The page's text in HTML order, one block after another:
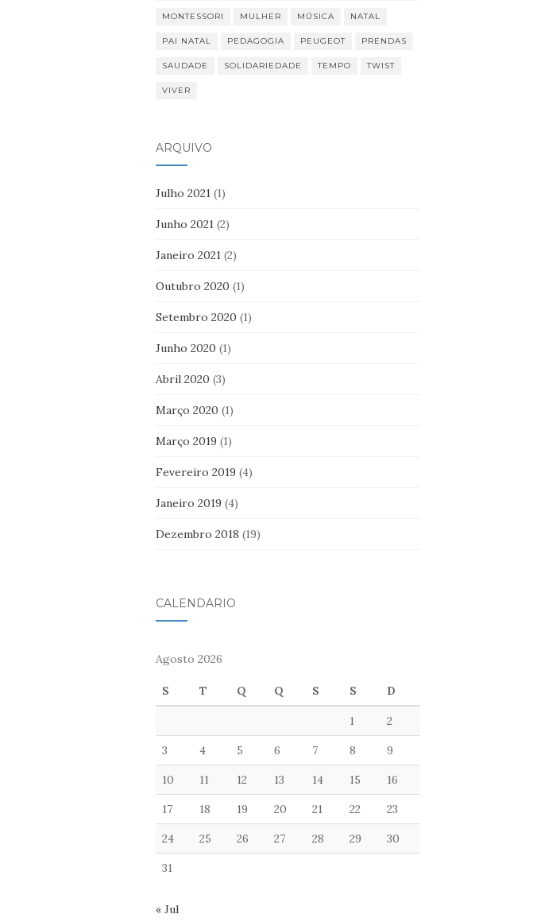
MONTESSORI MULHER MÚSICA NATAL
PAI NATAL PEDAGOGIA PEUGEOT PRENDAS
SAUDADE SOLIDARIEDADE TEMPO TWIST
VIVER
ARQUIVO
Julho 2021(1)
Junho 2021(2)
Janeiro 2021(2)
Outubro 2020 (1)
Setembro 2020 (1)
Junho 2020 (1)
Abril 2020 (3)
Março 2020 (1)
Março 2019 (1)
Fevereiro 2019 (4)
Janeiro 2019 (4)
Dezembro 2018 (19)
CALENDÁRIO
Agosto 2026
S T Q Q S S D
1 2
3 4 5 6 7 8 9
10 11 12 13 14 15 16
17 18 19 20 21 22 23
24 25 26 27 28 29 30
31
« Jul